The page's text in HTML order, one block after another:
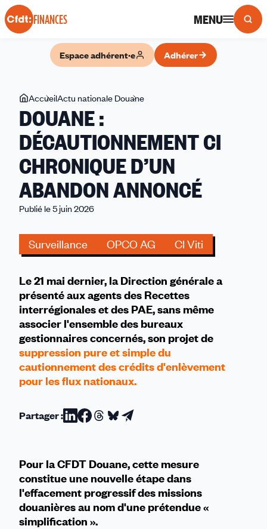
Panneau de gestion des cookies
FINANCES MENU
Espace adhérent·e Adhérer
Vous
êtes
ici
AccueilActu nationale Douane
DÉCAUTIONNEMENT
CI
CHRONIQUE
D’UN
ABANDON
DOUANE :
DÉCAUTIONNEMENT CI
CHRONIQUE D’UN
ABANDON ANNONCÉ
Publié le 5 juin 2026
Surveillance OPCO AG CI Viti
Le 21 mai dernier, la Direction générale a
présenté aux agents des Recettes
interrégionales et des PAE, sans même
associer l'ensemble des bureaux
gestionnaires concernés, son projet de
suppression pure et simple du
cautionnement des crédits d'enlèvement
pour les flux nationaux.
Partager :Partager
Linkedin
Partager
Facebook
Partager
Threads
Partager
Bluesky
Partager
email
Pour la CFDT Douane, cette mesure
constitue une nouvelle étape dans
l'effacement progressif des missions
douanières au nom d'une prétendue «
simplification ».